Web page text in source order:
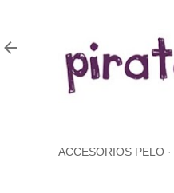
ACCESORIOS PELO